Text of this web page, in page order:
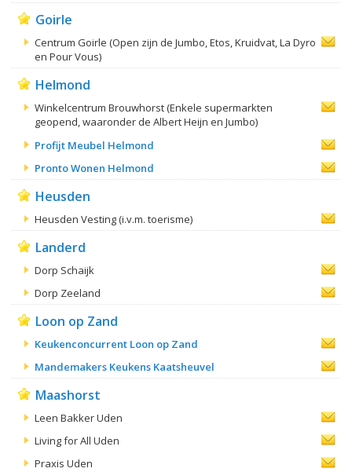
Goirle
Centrum Goirle (Open zijn de Jumbo, Etos, Kruidvat, La Dyro
en Pour Vous)
Helmond
Winkelcentrum Brouwhorst (Enkele supermarkten
geopend, waaronder de Albert Heijn en Jumbo)
Profijt Meubel Helmond
Pronto Wonen Helmond
Heusden
Heusden Vesting (i.v.m. toerisme)
Landerd
Dorp Schaijk
Dorp Zeeland
Loon op Zand
Keukenconcurrent Loon op Zand
Mandemakers Keukens Kaatsheuvel
Maashorst
Leen Bakker Uden
Living for All Uden
Praxis Uden